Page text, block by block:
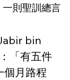
則聖訓總言
bin
「有五件
個月路程